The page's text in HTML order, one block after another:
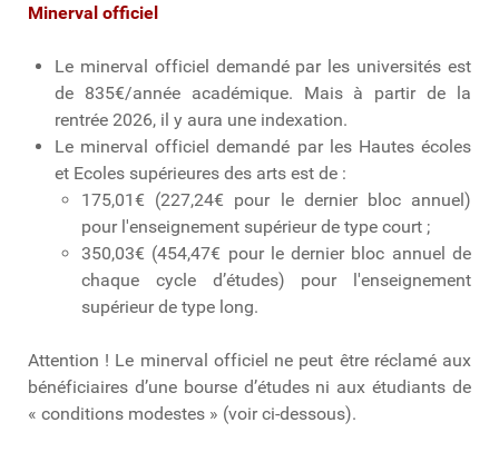
Minerval officiel
Le minerval officiel demandé par les universités est
de 835€/année académique. Mais à partir de la
rentrée 2026, il y aura une indexation.
Le minerval officiel demandé par les Hautes écoles
et Ecoles supérieures des arts est de :
175,01€ (227,24€ pour le dernier bloc annuel)
pour l'enseignement supérieur de type court ;
350,03€ (454,47€ pour le dernier bloc annuel de
chaque cycle d’études) pour l'enseignement
supérieur de type long.
Attention ! Le minerval officiel ne peut être réclamé aux
bénéficiaires d’une bourse d’études ni aux étudiants de
« conditions modestes » (voir ci-dessous).